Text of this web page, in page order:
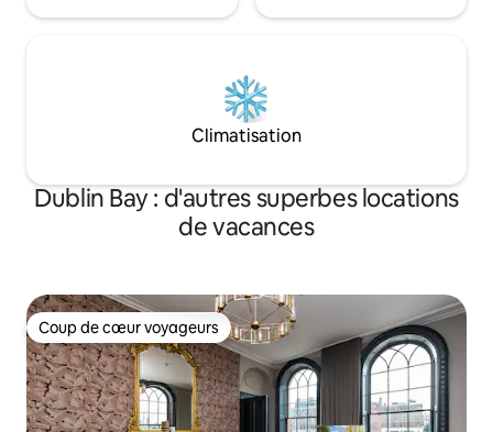
Climatisation
Dublin Bay : d'autres superbes locations
de vacances
Coup de cœur voyageurs
Coup de cœur voyageurs